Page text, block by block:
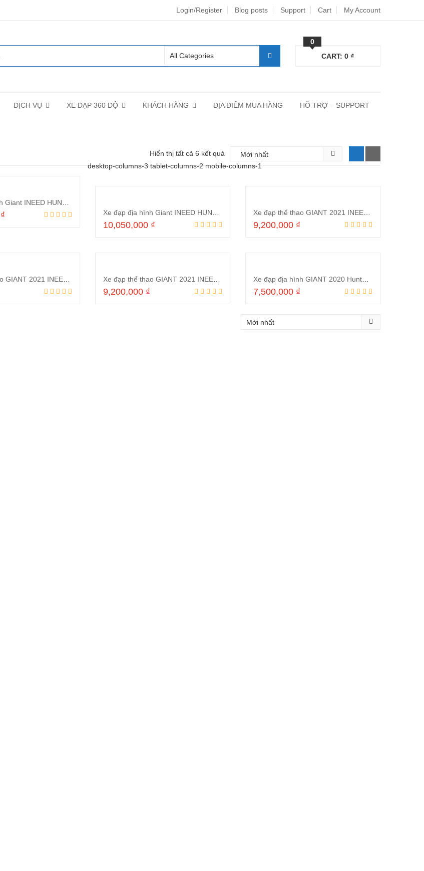
Login/Register Blog posts Support Cart My Account
0
CART: 0 ₫
DỊCH VỤ XE ĐẠP 360 ĐỘ KHÁCH HÀNG ĐỊA ĐIỂM MUA HÀNG HỖ TRỢ – SUPPORT
Hiển thị tất cả 6 kết quả
desktop-columns-3 tablet-columns-2 mobile-columns-1
₫
10,050,000 ₫
Xe đạp thể thao GIANT 2021 INEED HUNTER 2.0 Xanh
9,200,000 ₫
Xe đạp thể thao GIANT 2021 INEED HUNTER 2.0 Ghi
9,200,000 ₫
Xe đạp địa hình GIANT 2020 Hunter 2.0 Xanh dương
7,500,000 ₫